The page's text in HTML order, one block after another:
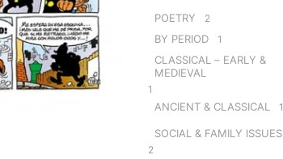
POETRY 2
BY PERIOD 1
CLASSICAL – EARLY &
MEDIEVAL
1
ANCIENT & CLASSICAL 1
SOCIAL & FAMILY ISSUES
2